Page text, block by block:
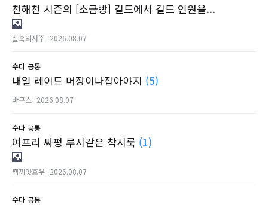
천해천 시즌의 [소금빵] 길드에서 길드 인원을...
칠흑의저주 2026.08.07
수다 공통
내일 레이드 머장이나잡아야지 (5)
바구스 2026.08.07
수다 공통
여프리 싸펑 루시같은 착시룩 (1)
펭끼얏호우 2026.08.07
수다 공통